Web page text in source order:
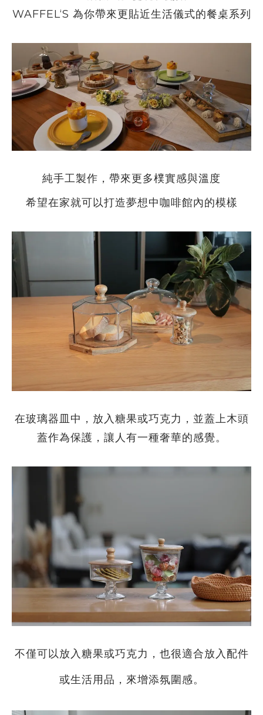
WAFFEL‘S 為你帶來更貼近生活儀式的餐桌系列
純手工製作，帶來更多樸實感與溫度
希望在家就可以打造夢想中咖啡館內的模樣
在玻璃器皿中，放入糖果或巧克力，並蓋上木頭
蓋作為保護，讓人有一種奢華的感覺。
不僅可以放入糖果或巧克力，也很適合放入配件
或生活用品，來增添氛圍感。